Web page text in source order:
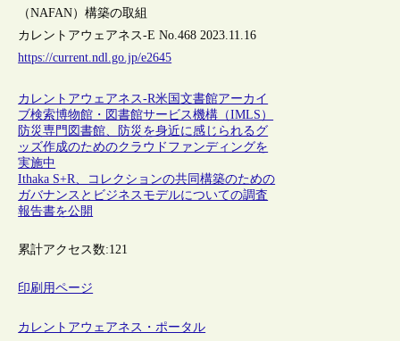
（NAFAN）構築の取組
カレントアウェアネス-E No.468 2023.11.16
https://current.ndl.go.jp/e2645
カレントアウェアネス-R米国文書館アーカイ
ブ検索博物館・図書館サービス機構（IMLS）
防災専門図書館、防災を身近に感じられるグ
ッズ作成のためのクラウドファンディングを
実施中
Ithaka S+R、コレクションの共同構築のための
ガバナンスとビジネスモデルについての調査
報告書を公開
累計アクセス数:121
印刷用ページ
カレントアウェアネス・ポータル